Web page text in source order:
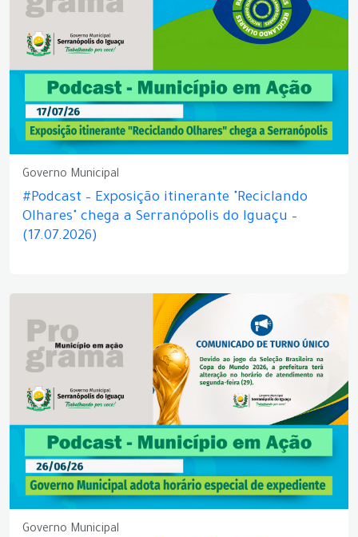
Governo Municipal
#Podcast – Exposição itinerante "Reciclando
Olhares" chega a Serranópolis do Iguaçu –
(17.07.2026)
Governo Municipal